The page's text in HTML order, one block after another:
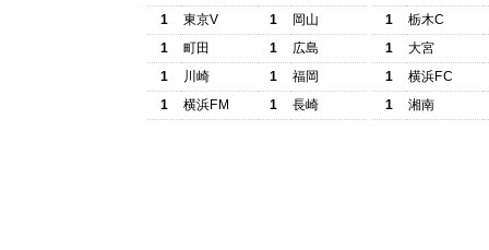
1
東京V 1
岡山
1
町田 1
広島
1
川崎 1
福岡
1
横浜FM 1 長崎
1
栃木C
1
大宮
1
横浜FC
1
湘南